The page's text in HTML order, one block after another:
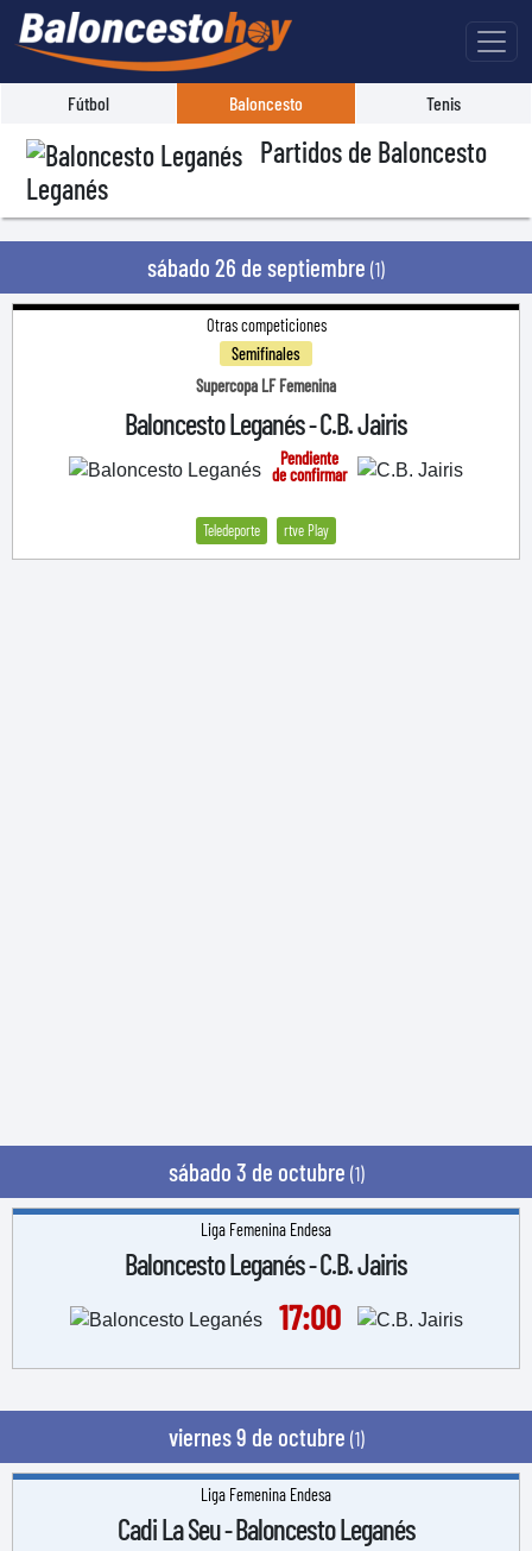
Fútbol Baloncesto Tenis
Partidos de Baloncesto
Leganés
sábado 26 de septiembre (1)
Otras competiciones
Semifinales
Supercopa LF Femenina
Baloncesto Leganés-C.B. Jairis
Pendiente
de confirmar
Teledeporte rtve Play
sábado 3 de octubre (1)
Liga Femenina Endesa
Baloncesto Leganés-C.B. Jairis
17:00
viernes 9 de octubre (1)
Liga Femenina Endesa
Cadi La Seu-Baloncesto Leganés